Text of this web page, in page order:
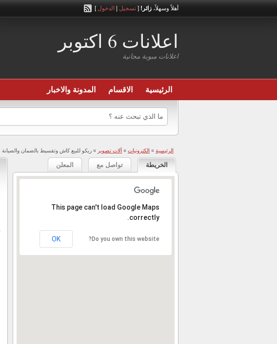
أهلاً وسهلاً، زائر! [ تسجيل الدخول ]
اعلانات 6 اكتوبر
اعلانات مبوبة مجانية
الرئيسية الاقسام المدونة والاخبار
الرئيسية » الكترونيات » آلات تصوير » ريكو للبيع كاش وتقسيط بالضمان والصيانة
الخريطة تواصل مع المعلن
This page can't load Google Maps
correctly.
Do you own this website?
OK
المعذرة، العنوان عير موجود .